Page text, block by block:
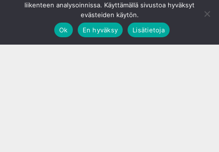
liikenteen analysoinnissa. Käyttämällä sivustoa hyväksyt
evästeiden käytön.
Ok
En hyväksy Lisätietoja